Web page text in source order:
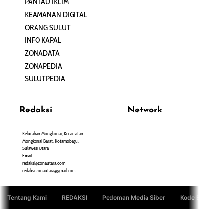
KEAMANAN DIGITAL
ORANG SULUT
INFO KAPAL
ZONADATA
ZONAPEDIA
SULUTPEDIA
Redaksi
Kelurahan Mongkonai, Kecamatan
Mongkonai Barat, Kotamobagu,
Sulawesi Utara
Email:
redaksi@zonautara.com
redaksi.zonautara@gmail.com
Network
Tentang Kami REDAKSI Pedoman Media Siber Kode Etik